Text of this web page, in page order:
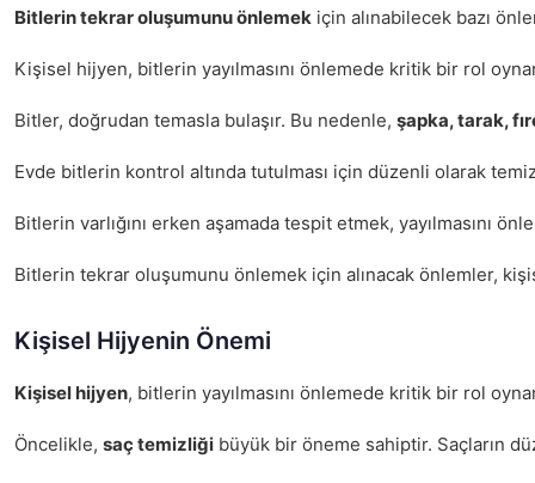
Bitlerin tekrar oluşumunu önlemek için alınabilecek bazı
Kişisel hijyen, bitlerin yayılmasını önlemede kritik bir rol
Bitler, doğrudan temasla bulaşır. Bu nedenle, şapka, tarak,
Evde bitlerin kontrol altında tutulması için düzenli olarak
Bitlerin varlığını erken aşamada tespit etmek, yayılmasını
Bitlerin tekrar oluşumunu önlemek için alınacak önlemler,
Kişisel Hijyenin Önemi
Kişisel hijyen, bitlerin yayılmasını önlemede kritik bir rol
Öncelikle, saç temizliği büyük bir öneme sahiptir. Saçların